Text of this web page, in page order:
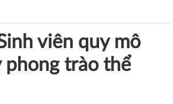
viên quy mô
phong trào thể